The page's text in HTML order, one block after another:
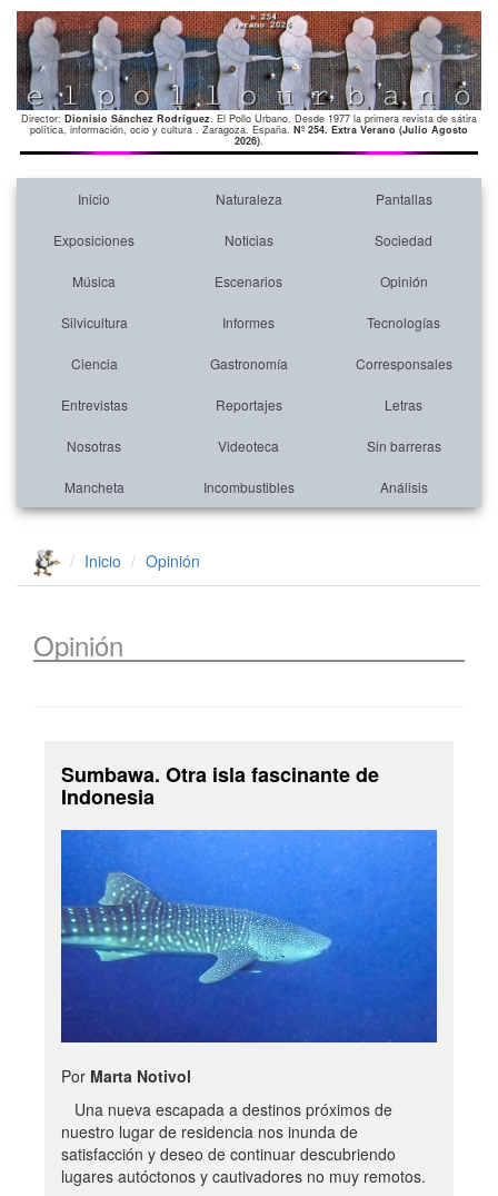
Director: Dionisio Sánchez Rodríguez. El Pollo Urbano. Desde 1977 la primera revista de sátira
política, información, ocio y cultura . Zaragoza. España. Nº 254. Extra Verano (Julio Agosto
2026).
Inicio Naturaleza Pantallas
Exposiciones Noticias Sociedad
Música Escenarios Opinión
Silvicultura Informes Tecnologías
Ciencia Gastronomía Corresponsales
Entrevistas Reportajes Letras
Nosotras Videoteca Sin barreras
Mancheta Incombustibles Análisis
Inicio Opinión
Opinión
Sumbawa. Otra isla fascinante de
Indonesia
Por Marta Notivol
Una nueva escapada a destinos próximos de
nuestro lugar de residencia nos inunda de
satisfacción y deseo de continuar descubriendo
lugares autóctonos y cautivadores no muy remotos.